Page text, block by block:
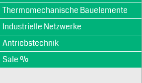
Thermomechanische Bauelemente
Industrielle Netzwerke
Antriebstechnik
Sale %